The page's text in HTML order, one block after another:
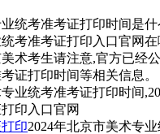
统考准考证打印时间是什
考准考证打印入口官网
术考生请注意,官方已经
证打印时间等相关信息。
印2024年北京市美术专